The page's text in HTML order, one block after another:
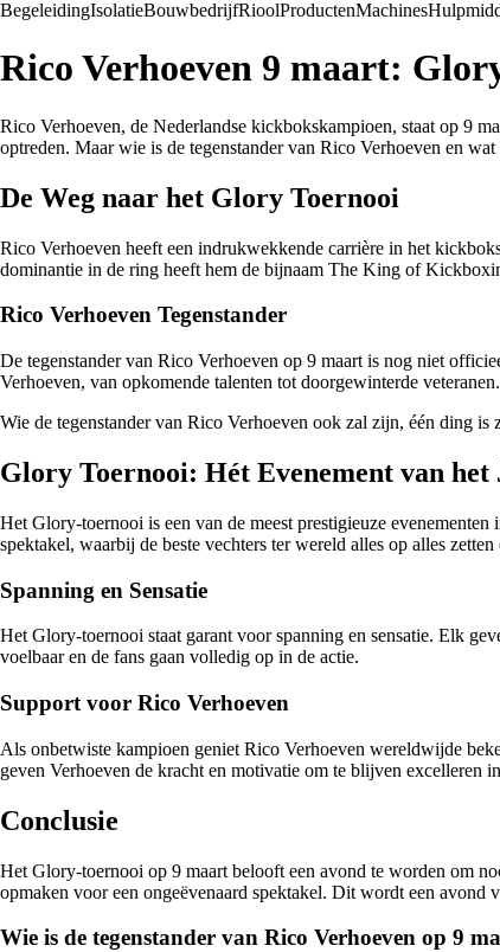
BegeleidingIsolatieBouwbedrijfRioolProductenMachines
Rico Verhoeven 9 maart:
Rico Verhoeven, de Nederlandse kickbokskampioen, staat op 9
optreden. Maar wie is de tegenstander van Rico Verhoeven en
De Weg naar het Glory Toernooi
Rico Verhoeven heeft een indrukwekkende carrière in het
dominantie in de ring heeft hem de bijnaam The King of
Rico Verhoeven Tegenstander
De tegenstander van Rico Verhoeven op 9 maart is nog niet
Verhoeven, van opkomende talenten tot doorgewinterde veteranen.
Wie de tegenstander van Rico Verhoeven ook zal zijn, één ding
Glory Toernooi: Hét Evenement van het
Het Glory-toernooi is een van de meest prestigieuze
spektakel, waarbij de beste vechters ter wereld alles op alles zetten
Spanning en Sensatie
Het Glory-toernooi staat garant voor spanning en sensatie. Elk
voelbaar en de fans gaan volledig op in de actie.
Support voor Rico Verhoeven
Als onbetwiste kampioen geniet Rico Verhoeven wereldwijde
geven Verhoeven de kracht en motivatie om te blijven excelleren
Conclusie
Het Glory-toernooi op 9 maart belooft een avond te worden om
opmaken voor een ongeëvenaard spektakel. Dit wordt een avond
Wie is de tegenstander van Rico Verhoeven op 9